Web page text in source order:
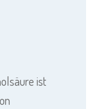
ist